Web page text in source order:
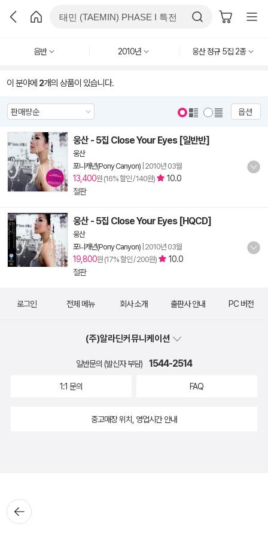
음반 2010년 웅산 정규 5집 2종
이 분야에 2개의 상품이 있습니다.
옵션
웅산 - 5집 Close Your Eyes [일반반]
웅산
포니캐년(Pony Canyon) 2010년 03월
13,400원 (16% 할인 / 140원)
10.0
절판
웅산 - 5집 Close Your Eyes [HQCD]
웅산
포니캐년(Pony Canyon) 2010년 03월
19,800원 (17% 할인 / 200원)
10.0
절판
뒤로가
기
로그인 전체 메뉴 회사 소개 출판사 안내 PC 버전
(주)알라딘커뮤니케이션
일반문의 (발신자 부담) 1544-2514
1:1 문의 FAQ
중고매장 위치, 영업시간 안내